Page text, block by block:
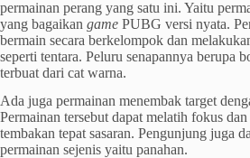
permainan perang yang satu ini. Yaitu
yang bagaikan game PUBG versi nyata.
bermain secara berkelompok dan
seperti tentara. Peluru senapannya berupa
terbuat dari cat warna.
Ada juga permainan menembak target
Permainan tersebut dapat melatih fokus
tembakan tepat sasaran. Pengunjung juga
permainan sejenis yaitu panahan.